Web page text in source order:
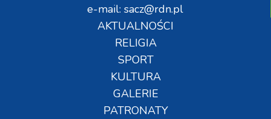
e-mail: sacz@rdn.pl
AKTUALNOŚCI
RELIGIA
SPORT
KULTURA
GALERIE
PATRONATY